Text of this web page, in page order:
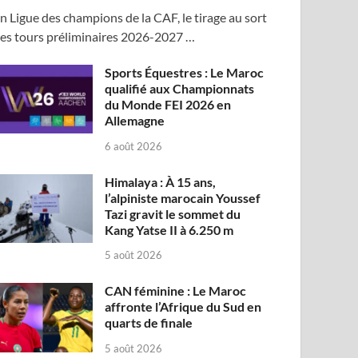
Ligue des champions de la CAF, le tirage au sort
tours préliminaires 2026-2027 …
Sports Équestres : Le Maroc
qualifié aux Championnats
du Monde FEI 2026 en
Allemagne
6 août 2026
Himalaya : À 15 ans,
l’alpiniste marocain Youssef
Tazi gravit le sommet du
Kang Yatse II à 6.250 m
5 août 2026
CAN féminine : Le Maroc
affronte l’Afrique du Sud en
quarts de finale
5 août 2026